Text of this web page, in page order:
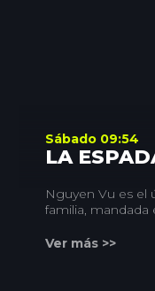
Sábado 09:54
LA
Nguyen Vu es el
familia, mandada
un montaje con
Ver más >>